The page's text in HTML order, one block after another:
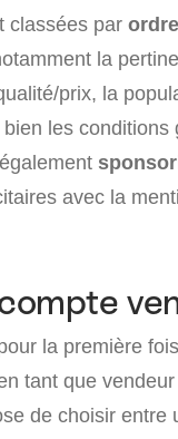
classées par
la
prix, la
les
avec la
la première
tant que
de choisir entre